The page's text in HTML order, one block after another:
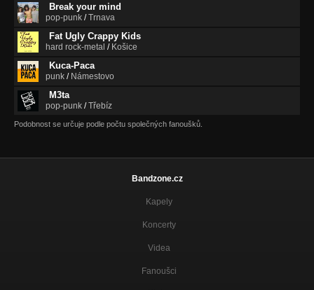
Break your mind
pop-punk /Trnava
Fat Ugly Crappy Kids
hard rock-metal / Košice
Kuca-Paca
punk / Námestovo
M3ta
pop-punk /Třebíz
Podobnost se určuje podle počtu společných fanoušků.
Bandzone.cz
Kapely
Koncerty
Videa
Fanoušci